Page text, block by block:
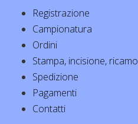
Registrazione
Campionatura
Ordini
Stampa, incisione, ricamo
Spedizione
Pagamenti
Contatti